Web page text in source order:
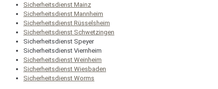
Sicherheitsdienst Mainz
Sicherheitsdienst Mannheim
Sicherheitsdienst Rüsselsheim
Sicherheitsdienst Schwetzingen
Sicherheitsdienst Speyer
Sicherheitsdienst Viernheim
Sicherheitsdienst Weinheim
Sicherheitsdienst Wiesbaden
Sicherheitsdienst Worms